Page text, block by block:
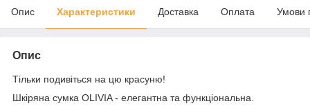
Опис Характеристики Доставка Оплата Умови
Опис
Тільки подивіться на цю красуню!
Шкіряна сумка OLIVIA - елегантна та функціональна.